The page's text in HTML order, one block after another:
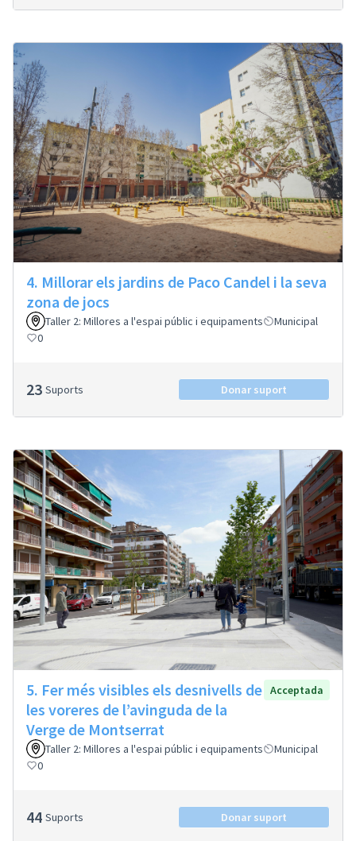
4. Millorar els jardins de Paco Candel i la seva
zona de jocs
Taller 2: Millores a l'espai públic i equipaments
Municipal
0
23 Suports Donar suport
5. Fer més visibles els desnivells de
les voreres de l’avinguda de la
Verge de Montserrat
Acceptada
Taller 2: Millores a l'espai públic i equipaments
Municipal
0
44 Suports Donar suport